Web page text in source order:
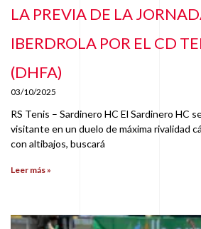
LA PREVIA DE LA
IBERDROLA POR EL CD
(DHFA)
03/10/2025
RS Tenis – Sardinero HC El Sardinero HC
visitante en un duelo de máxima rivalidad
con altibajos, buscará
Leer más »